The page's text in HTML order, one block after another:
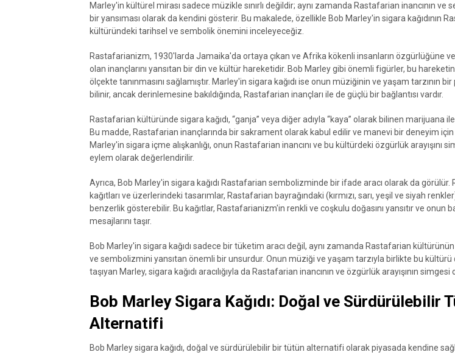
Marley'in kültürel mirası sadece müzikle sınırlı değildir; aynı zamanda Rastafarian inancının ve
bir yansıması olarak da kendini gösterir. Bu makalede, özellikle Bob Marley'in sigara kağıdının
kültüründeki tarihsel ve sembolik önemini inceleyeceğiz.
Rastafarianizm, 1930'larda Jamaika'da ortaya çıkan ve Afrika kökenli insanların özgürlüğüne
olan inançlarını yansıtan bir din ve kültür hareketidir. Bob Marley gibi önemli figürler, bu
ölçekte tanınmasını sağlamıştır. Marley'in sigara kağıdı ise onun müziğinin ve yaşam tarzının bir
bilinir, ancak derinlemesine bakıldığında, Rastafarian inançları ile de güçlü bir bağlantısı vardır.
Rastafarian kültüründe sigara kağıdı, “ganja” veya diğer adıyla “kaya” olarak bilinen marijuana
Bu madde, Rastafarian inançlarında bir sakrament olarak kabul edilir ve manevi bir deneyim için
Marley'in sigara içme alışkanlığı, onun Rastafarian inancını ve bu kültürdeki özgürlük arayışını
eylem olarak değerlendirilir.
Ayrıca, Bob Marley'in sigara kağıdı Rastafarian sembolizminde bir ifade aracı olarak da görülür.
kağıtları ve üzerlerindeki tasarımlar, Rastafarian bayrağındaki (kırmızı, sarı, yeşil ve siyah
benzerlik gösterebilir. Bu kağıtlar, Rastafarianizm'in renkli ve coşkulu doğasını yansıtır ve onun
mesajlarını taşır.
Bob Marley'in sigara kağıdı sadece bir tüketim aracı değil, aynı zamanda Rastafarian
ve sembolizmini yansıtan önemli bir unsurdur. Onun müziği ve yaşam tarzıyla birlikte bu kültürü
taşıyan Marley, sigara kağıdı aracılığıyla da Rastafarian inancının ve özgürlük arayışının simgesi
Bob Marley Sigara Kağıdı: Doğal ve Sürdürülebilir
Alternatifi
Bob Marley sigara kağıdı, doğal ve sürdürülebilir bir tütün alternatifi olarak piyasada kendine